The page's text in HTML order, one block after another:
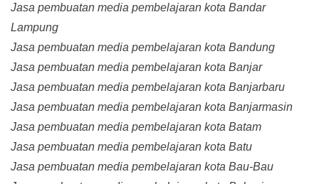
Jasa pembuatan media pembelajaran kota Bandar
Lampung
Jasa pembuatan media pembelajaran kota Bandung
Jasa pembuatan media pembelajaran kota Banjar
Jasa pembuatan media pembelajaran kota Banjarbaru
Jasa pembuatan media pembelajaran kota Banjarmasin
Jasa pembuatan media pembelajaran kota Batam
Jasa pembuatan media pembelajaran kota Batu
Jasa pembuatan media pembelajaran kota Bau-Bau